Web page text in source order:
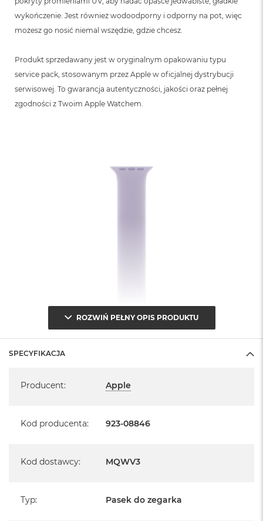
wykończenie. Jest również wodoodporny i odporny na pot, więc
możesz go nosić niemal wszędzie, gdzie chcesz.
Produkt sprzedawany jest w oryginalnym opakowaniu typu
service pack, stosowanym przez Apple w oficjalnej dystrybucji
serwisowej. To gwarancja autentyczności, jakości oraz pełnej
zgodności z Twoim Apple Watchem.
ROZWIŃ PEŁNY OPIS PRODUKTU
SPECYFIKACJA
Producent: Apple
Kod producenta: 923-08846
Kod dostawcy: MQWV3
Typ: Pasek do zegarka